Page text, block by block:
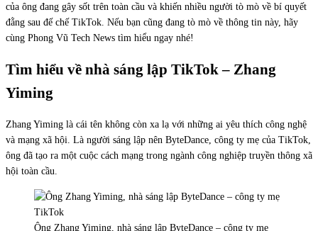
của ông đang gây sốt trên toàn cầu và khiến nhiều người tò mò về bí quyết
đằng sau đế chế TikTok. Nếu bạn cũng đang tò mò về thông tin này, hãy
cùng Phong Vũ Tech News tìm hiểu ngay nhé!
Tìm hiểu về nhà sáng lập TikTok – Zhang
Yiming
Zhang Yiming là cái tên không còn xa lạ với những ai yêu thích công nghệ
và mạng xã hội. Là người sáng lập nên ByteDance, công ty mẹ của TikTok,
ông đã tạo ra một cuộc cách mạng trong ngành công nghiệp truyền thông xã
hội toàn cầu.
Ông Zhang Yiming, nhà sáng lập ByteDance – công ty mẹ